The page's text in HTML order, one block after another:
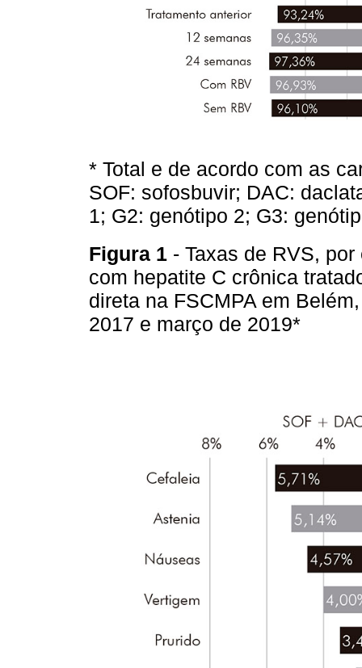
* Total e de acordo com as
SOF: sofosbuvir; DAC:
1; G2: genótipo 2; G3:
Figura 1 - Taxas de RVS,
com hepatite C crônica
direta na FSCMPA em
2017 e março de 2019*